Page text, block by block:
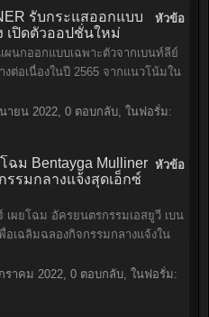
หัวข้อ
รับกระแสออกแบบ
เปิดตัวออปชั่นใหม่
ผนกออกแบบเฉพาะตัวจากเบนท์ลีย์
งต่อเนื่องในปี 2565 จากแนวโน้มใน
ายน 2022, 0 ตอบกลับ, ในฟอรั่ม:
หัวข้อ
โฉม Bentayga Mulliner
รมกลางแจ้งสุดเอ็กซ์
เผยโฉม อัครยนตรกรรมเอสยูวี เบน
อเฉลิมฉลองกิจกรรมกลางแจ้งใน
ราคม 2022, 0 ตอบกลับ, ในฟอรั่ม: